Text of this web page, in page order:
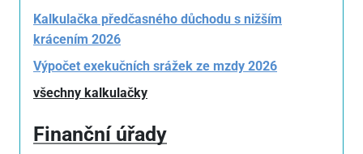
Kalkulačka předčasného důchodu s nižším
krácením 2026
Výpočet exekučních srážek ze mzdy 2026
všechny kalkulačky
Finanční úřady